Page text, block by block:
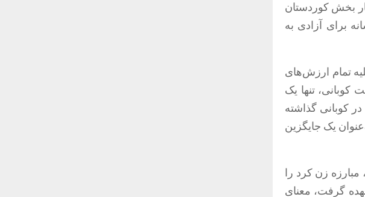
بخش کوردستان
برای آزادی به
تمام ارزش‌های
کوبانی، تنها یک
در کوبانی گذاشته
یک جایگزین
زن کرد را
گرفت، معنای